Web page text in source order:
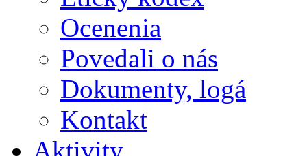
Ocenenia
Povedali o nás
Dokumenty, logá
Kontakt
Aktivity